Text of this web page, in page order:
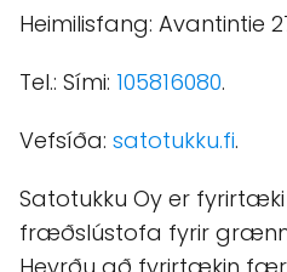
Heimilisfang: Avantintie
Tel.: Sími: 105816080.
Vefsíða: satotukku.fi.
Satotukku Oy er
fræðslústofa fyrir